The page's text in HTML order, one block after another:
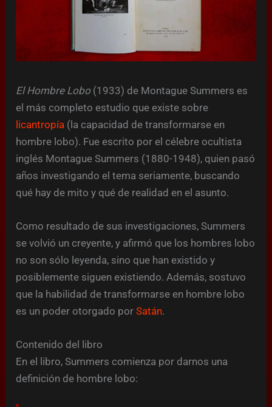
El Hombre Lobo (1933) de Montague Summers es
el más completo estudio que existe sobre
licantropía (la capacidad de transformarse en
hombre lobo). Fue escrito por el célebre ocultista
inglés Montague Summers (1880-1948), quien pasó
años investigando el tema seriamente, buscando
qué hay de mito y qué de realidad en el asunto.
Como resultado de sus investigaciones, Summers
se volvió un creyente, y afirmó que los hombres lobo
no son sólo leyenda, sino que han existido y
posiblemente siguen existiendo. Además, sostuvo
que la habilidad de transformarse en hombre lobo
es un poder otorgado porSatán.
Contenido del libro
En el libro, Summers comienza por darnos una
definición de hombre lobo: